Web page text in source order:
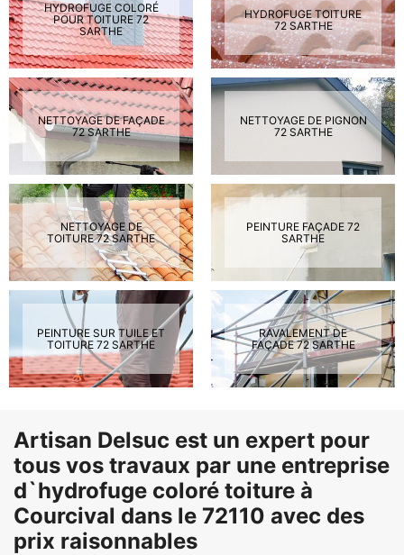
HYDROFUGE COLORÉ
POUR TOITURE 72
SARTHE
HYDROFUGE TOITURE
72 SARTHE
NETTOYAGE DE FAÇADE
72 SARTHE
NETTOYAGE DE PIGNON
72 SARTHE
NETTOYAGE DE
TOITURE 72 SARTHE
PEINTURE FAÇADE 72
SARTHE
PEINTURE SUR TUILE ET
TOITURE 72 SARTHE
RAVALEMENT DE
FAÇADE 72 SARTHE
Artisan Delsuc est un expert pour
tous vos travaux par une entreprise
d`hydrofuge coloré toiture à
Courcival dans le 72110 avec des
prix raisonnables